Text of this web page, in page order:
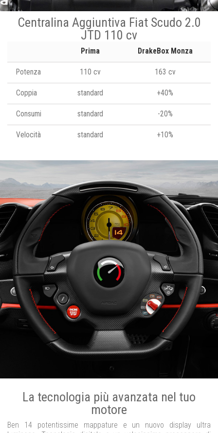
Centralina Aggiuntiva Fiat Scudo 2.0
JTD 110 cv
Prima DrakeBox Monza
Potenza 110 cv 163 cv
Coppia standard +40%
Consumi standard -20%
Velocità standard +10%
La tecnologia più avanzata nel tuo
motore
Ben 14 potentissime mappature e un nuovo display ultra